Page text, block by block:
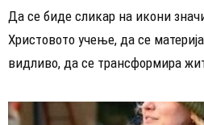
Да се биде сликар на икони
Христовото учење, да се
видливо, да се трансформира